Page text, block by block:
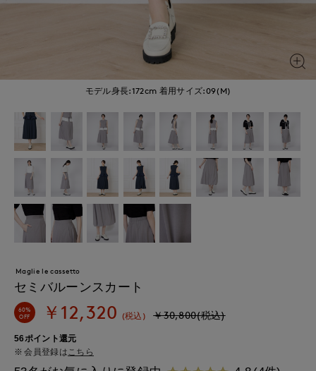
モデル身長:172cm 着用サイズ:09(M)
Maglie le cassetto
セミバルーンスカート
60%
OFF
￥12,320 (税込) ￥30,800(税込)
56ポイント還元
会員登録は こちら